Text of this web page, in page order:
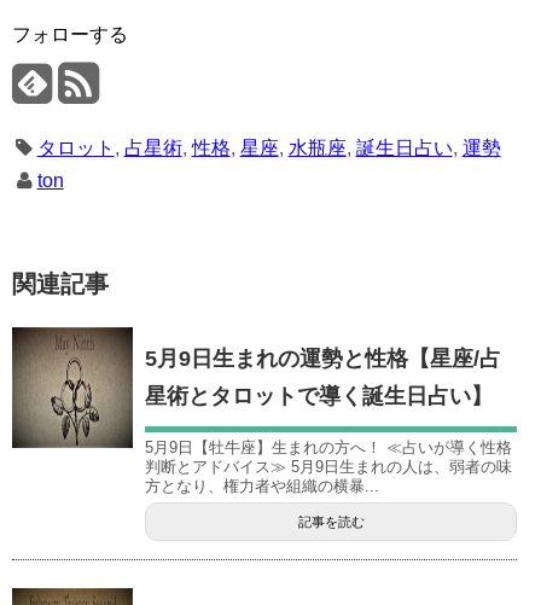
フォローする
タロット , 占星術,性格, 星座, 水瓶座, 誕生日占い, 運勢
ton
関連記事
5月9日生まれの運勢と性格【星座/占
星術とタロットで導く誕生日占い】
5月9日【牡牛座】生まれの方へ！ ≪占いが導く性格
判断とアドバイス≫ 5月9日生まれの人は、弱者の味
方となり、権力者や組織の横暴...
記事を読む